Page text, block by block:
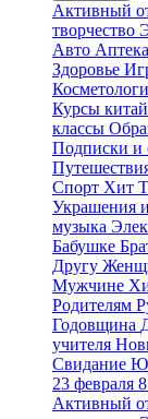
Активный
творчество
Авто
Здоровье
Курсы
классы
Подписки и
Спорт Хит
Украшения
музыка
Бабушке
Другу
Мужчине
Родителям
Годовщина
учителя
Свидание
23 февраля
Активный